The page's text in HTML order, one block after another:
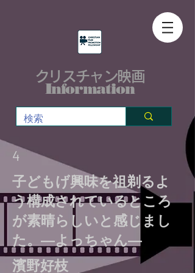
クリスチャン映画
Information
4
子どもげ興味を祖剃るよ
う構成されているところ
が素晴らしいと感じまし
た。―よっちゃん―
濱野好枝